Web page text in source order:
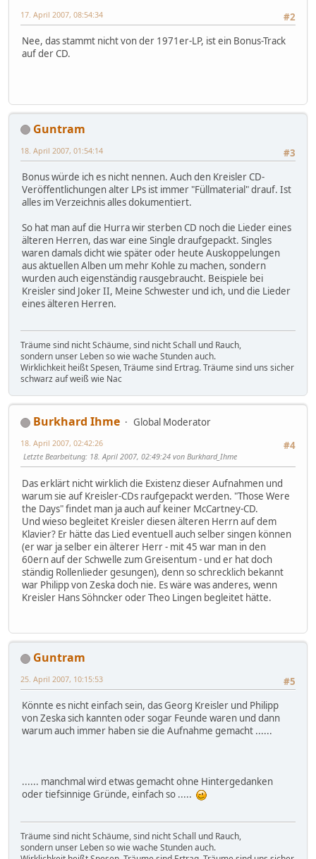
#2
17. April 2007, 08:54:34
Nee, das stammt nicht von der 1971er-LP, ist ein Bonus-Track
auf der CD.
Guntram
#3
18. April 2007, 01:54:14
Bonus würde ich es nicht nennen. Auch den Kreisler CD-
Veröffentlichungen alter LPs ist immer "Füllmaterial" drauf. Ist
alles im Verzeichnis alles dokumentiert.
So hat man auf die Hurra wir sterben CD noch die Lieder eines
älteren Herren, das war eine Single draufgepackt. Singles
waren damals dicht wie später oder heute Auskoppelungen
aus aktuellen Alben um mehr Kohle zu machen, sondern
wurden auch eigenständig rausgebraucht. Beispiele bei
Kreisler sind Joker II, Meine Schwester und ich, und die Lieder
eines älteren Herren.
Träume sind nicht Schäume, sind nicht Schall und Rauch,
sondern unser Leben so wie wache Stunden auch.
Wirklichkeit heißt Spesen, Träume sind Ertrag. Träume sind uns sicher
schwarz auf weiß wie Nac
Burkhard Ihme
Global Moderator
#4
18. April 2007, 02:42:26
Letzte Bearbeitung: 18. April 2007, 02:49:24 von Burkhard_Ihme
Das erklärt nicht wirklich die Existenz dieser Aufnahmen und
warum sie auf Kreisler-CDs raufgepackt werden. "Those Were
the Days" findet man ja auch auf keiner McCartney-CD.
Und wieso begleitet Kreisler diesen älteren Herrn auf dem
Klavier? Er hätte das Lied eventuell auch selber singen können
(er war ja selber ein älterer Herr - mit 45 war man in den
60ern auf der Schwelle zum Greisentum - und er hat doch
ständig Rollenlieder gesungen), denn so schrecklich bekannt
war Philipp von Zeska doch nie. Es wäre was anderes, wenn
Kreisler Hans Söhncker oder Theo Lingen begleitet hätte.
Guntram
#5
25. April 2007, 10:15:53
Könnte es nicht einfach sein, das Georg Kreisler und Philipp
von Zeska sich kannten oder sogar Feunde waren und dann
warum auch immer haben sie die Aufnahme gemacht ......
...... manchmal wird etwas gemacht ohne Hintergedanken
oder tiefsinnige Gründe, einfach so .....
Träume sind nicht Schäume, sind nicht Schall und Rauch,
sondern unser Leben so wie wache Stunden auch.